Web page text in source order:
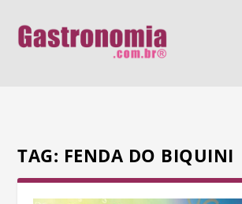
TAG: FENDA DO BIQUINI